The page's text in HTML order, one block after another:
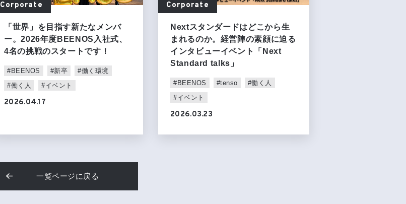
Corporate
「世界」を目指す新たなメンバ
ー。2026年度BEENOS入社式、
4名の挑戦のスタートです！
#BEENOS #新卒
#働く環境
#働く人
#イベント
2026.04.17
Corporate
Nextスタンダードはどこから生
まれるのか。経営陣の素顔に迫る
インタビューイベント「Next
Standard talks」
#BEENOS #tenso
#働く人
#イベント
2026.03.23
一覧ページに戻る